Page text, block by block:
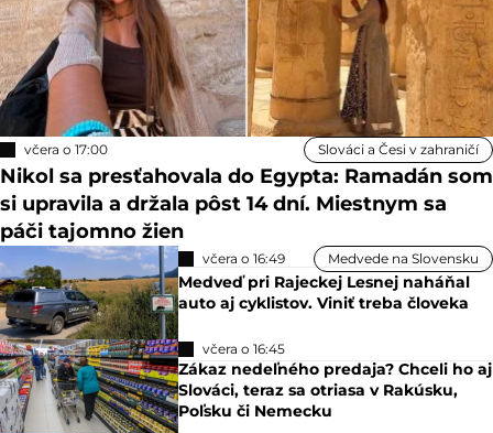
včera o 17:00 Slováci a Česi v zahraničí
Nikol sa presťahovala do Egypta: Ramadán som
si upravila a držala pôst 14 dní. Miestnym sa
páči tajomno žien
včera o 16:49 Medvede na Slovensku
Medveď pri Rajeckej Lesnej naháňal
auto aj cyklistov. Viniť treba človeka
včera o 16:45
Zákaz nedeľného predaja? Chceli ho aj
Slováci, teraz sa otriasa v Rakúsku,
Poľsku či Nemecku